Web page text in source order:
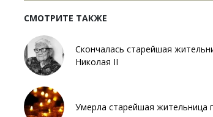
СМОТРИТЕ ТАКЖЕ
Скончалась старейшая
Николая II
Умерла старейшая жительница